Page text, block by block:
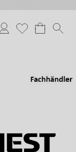
Anmelden
Merkliste